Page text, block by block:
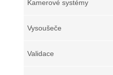
Kamerové systémy
Vysoušeče
Validace